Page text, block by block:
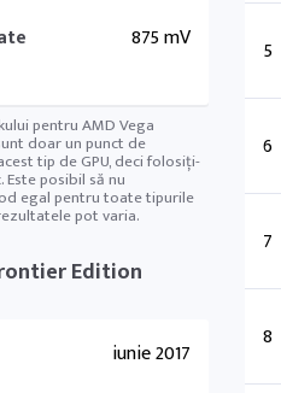
875 mV
pentru AMD Vega
doar un punct de
tip de GPU, deci folosiți-
posibil să nu
egal pentru toate tipurile
pot varia.
Edition
iunie 2017
5
6
7
8